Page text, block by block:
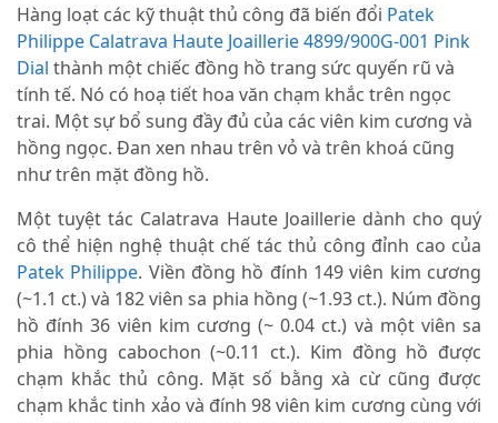
Hàng loạt các kỹ thuật thủ công đã biến đổi Patek
Philippe Calatrava Haute Joaillerie 4899/900G-001 Pink
Dial thành một chiếc đồng hồ trang sức quyến rũ và
tính tế. Nó có hoạ tiết hoa văn chạm khắc trên ngọc
trai. Một sự bổ sung đầy đủ của các viên kim cương và
hồng ngọc. Đan xen nhau trên vỏ và trên khoá cũng
như trên mặt đồng hồ.
Một tuyệt tác Calatrava Haute Joaillerie dành cho quý
cô thể hiện nghệ thuật chế tác thủ công đỉnh cao của
Patek Philippe. Viền đồng hồ đính 149 viên kim cương
(~1.1 ct.) và 182 viên sa phia hồng (~1.93 ct.). Núm đồng
hồ đính 36 viên kim cương (~ 0.04 ct.) và một viên sa
phia hồng cabochon (~0.11 ct.). Kim đồng hồ được
chạm khắc thủ công. Mặt số bằng xà cừ cũng được
chạm khắc tinh xảo và đính 98 viên kim cương cùng với